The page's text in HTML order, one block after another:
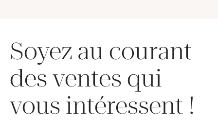
Soyez au courant
des ventes qui
vous intéressent !